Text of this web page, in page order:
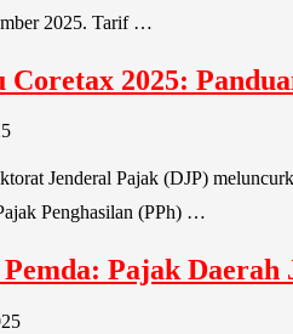
2025. Tarif …
2025:
Jenderal Pajak (DJP)
Penghasilan (PPh) …
Pajak